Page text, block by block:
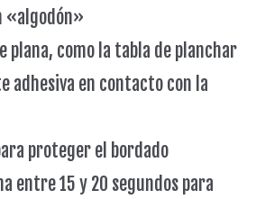
«algodón»
plana, como la tabla de planchar
adhesiva en contacto con la
proteger el bordado
entre 15 y 20 segundos para